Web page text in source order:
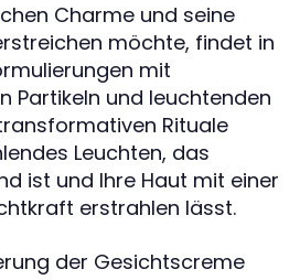
Charme und seine
möchte, findet in
mit
Partikeln und leuchtenden
Rituale
Leuchten, das
ist und Ihre Haut mit einer
erstrahlen lässt.
der Gesichtscreme